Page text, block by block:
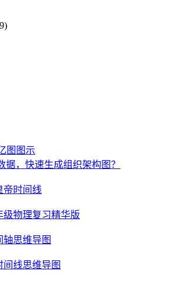
据，快速生成组织架构图？
帝时间线
级物理复习精华版
思维导图
线思维导图